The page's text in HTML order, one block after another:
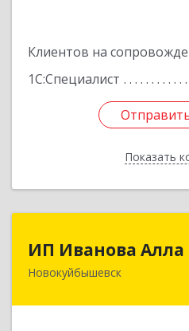
Клиентов на
1С:Специалист
Показать
ИП Иванова
Новокуйбышевск